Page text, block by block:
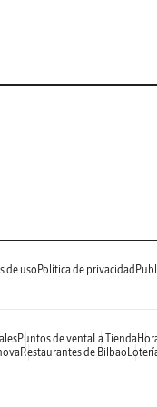
de uso Política de privacidad
Puntos de venta La Tienda
Restaurantes de Bilbao